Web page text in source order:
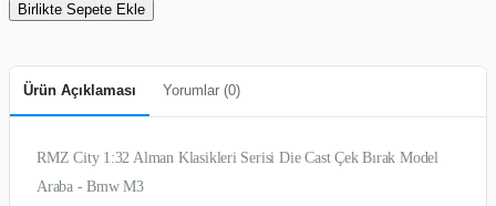
Birlikte Sepete Ekle
Ürün Açıklaması Yorumlar (0)
RMZ City 1:32 Alman Klasikleri Serisi Die Cast Çek Bırak Model
Araba - Bmw M3